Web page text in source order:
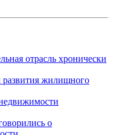
отрасль хронически
жилищного
о